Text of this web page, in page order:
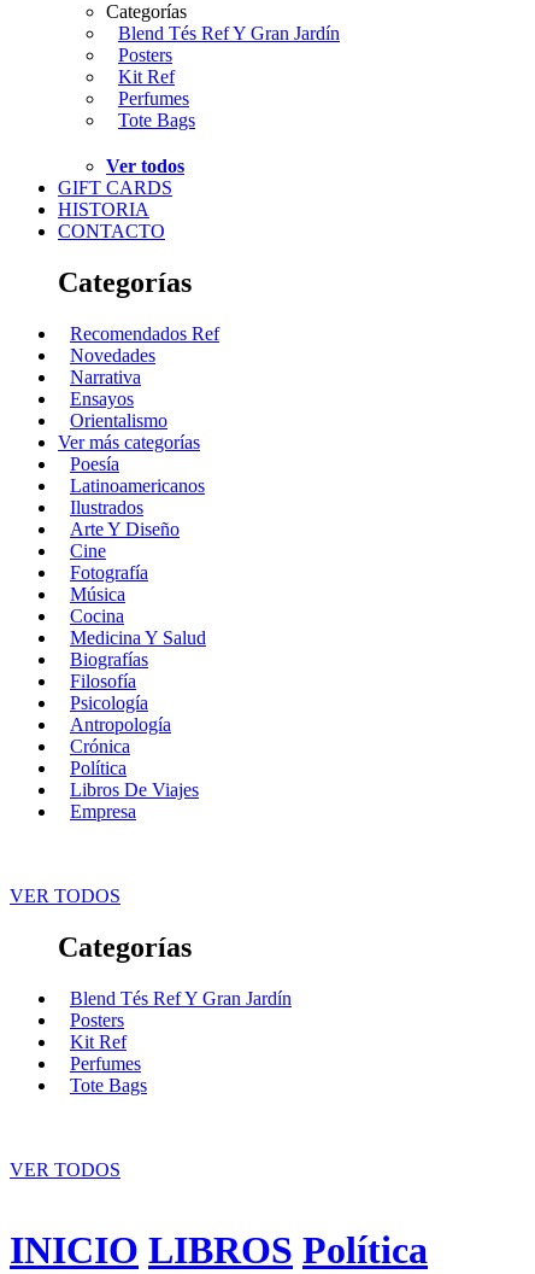
Categorías
Blend Tés Ref Y Gran Jardín
Posters
Kit Ref
Perfumes
Tote Bags
Ver todos
GIFT CARDS
HISTORIA
CONTACTO
Categorías
Recomendados Ref
Novedades
Narrativa
Ensayos
Orientalismo
Ver más categorías
Poesía
Latinoamericanos
Ilustrados
Arte Y Diseño
Cine
Fotografía
Música
Cocina
Medicina Y Salud
Biografías
Filosofía
Psicología
Antropología
Crónica
Política
Libros De Viajes
Empresa
VER TODOS
Categorías
Blend Tés Ref Y Gran Jardín
Posters
Kit Ref
Perfumes
Tote Bags
VER TODOS
INICIO LIBROS Política